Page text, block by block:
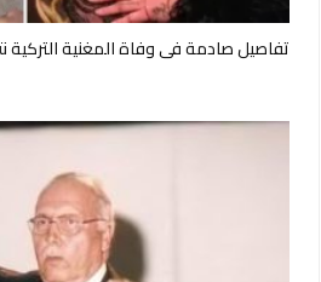
تفاصيل صادمة في وفاة المغنية التركية Güllü.. ابنتها قتلتها عمداً